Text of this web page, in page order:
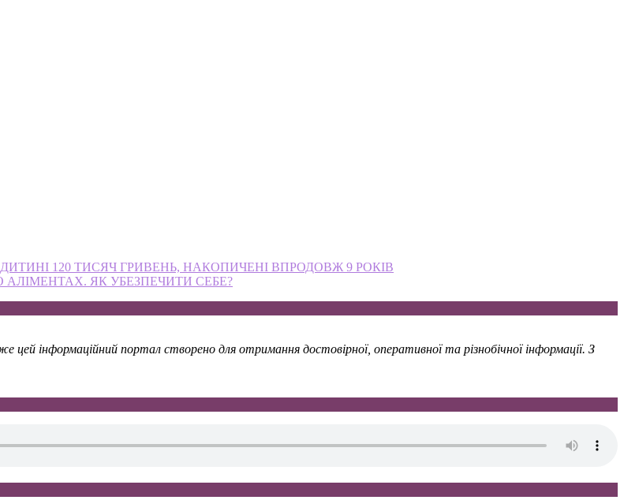
120 ТИСЯЧ ГРИВЕНЬ, НАКОПИЧЕНІ ВПРОДОВЖ 9 РОКІВ
ЯК УБЕЗПЕЧИТИ СЕБЕ?
інформаційний портал створено для отримання достовірної, оперативної та різнобічної інформації. З